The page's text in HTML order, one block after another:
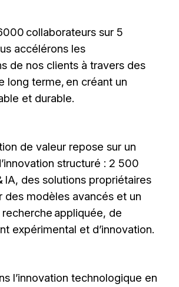
collaborateurs sur 5
accélérons les
de nos clients à travers des
long terme, en créant un
et durable.
de valeur repose sur un
structuré : 2 500
IA, des solutions propriétaires
des modèles avancés et un
appliquée, de
expérimental et d’innovation.
l’innovation technologique en